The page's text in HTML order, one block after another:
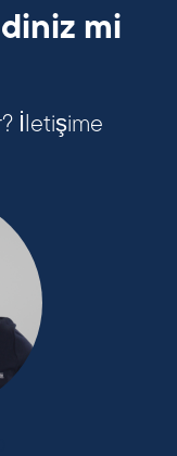
mi
İletişime